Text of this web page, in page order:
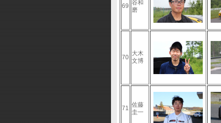
69 谷和
磨
70
大木
文博
71 佐藤
圭一